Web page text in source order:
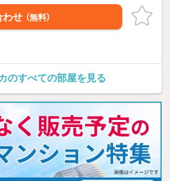
わせ （無料）
のすべての部屋を見る